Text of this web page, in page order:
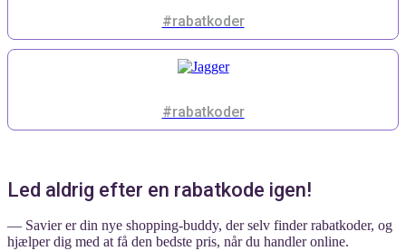
#rabatkoder
#rabatkoder
Led aldrig efter en rabatkode igen!
— Savier er din nye shopping-buddy, der selv finder rabatkoder, og
hjælper dig med at få den bedste pris, når du handler online.